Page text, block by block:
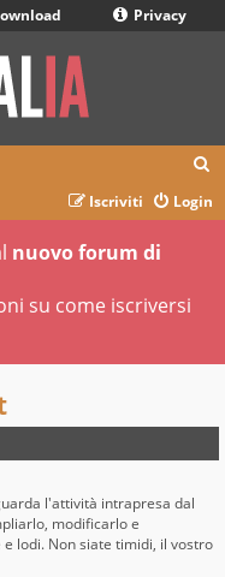
Privacy
r
Login
Iscriviti
nuovo forum di
su come iscriversi
l'attività intrapresa dal
modificarlo e
lodi. Non siate timidi, il vostro